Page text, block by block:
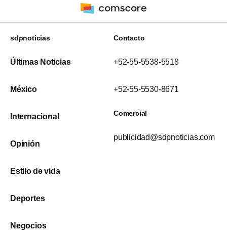
sdpnoticias
Últimas Noticias
México
Internacional
Opinión
Estilo de vida
Deportes
Negocios
Contacto
+52-55-5538-5518
+52-55-5530-8671
Comercial
publicidad@sdpnoticias.com